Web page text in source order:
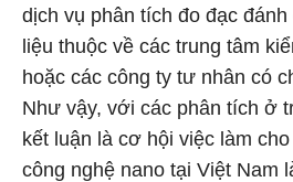
dịch vụ phân tích đo đạc
liệu thuộc về các trung tâm
hoặc các công ty tư nhân có
Như vậy, với các phân tích ở
kết luận là cơ hội việc làm
công nghệ nano tại Việt Nam